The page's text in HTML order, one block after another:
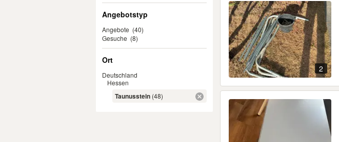
Angebotstyp
Angebote (40)
Gesuche (8)
Ort
Deutschland
Hessen
Taunusstein (48)
2